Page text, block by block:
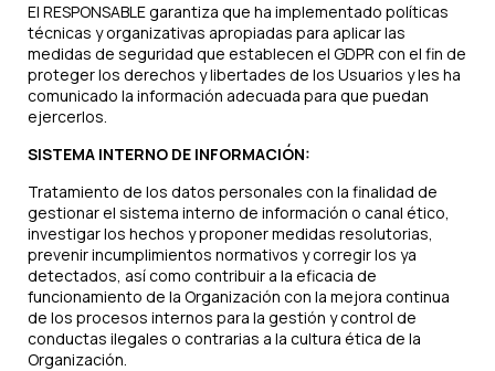
El RESPONSABLE garantiza que ha implementado políticas
técnicas y organizativas apropiadas para aplicar las
medidas de seguridad que establecen el GDPR con el fin de
proteger los derechos y libertades de los Usuarios y les ha
comunicado la información adecuada para que puedan
ejercerlos.
SISTEMA INTERNO DE INFORMACIÓN:
Tratamiento de los datos personales con la finalidad de
gestionar el sistema interno de información o canal ético,
investigar los hechos y proponer medidas resolutorias,
prevenir incumplimientos normativos y corregir los ya
detectados, así como contribuir a la eficacia de
funcionamiento de la Organización con la mejora continua
de los procesos internos para la gestión y control de
conductas ilegales o contrarias a la cultura ética de la
Organización.